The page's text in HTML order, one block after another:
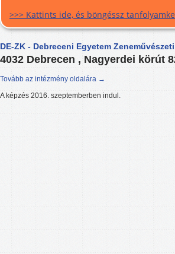
>>> Kattints ide, és böngéssz
DE-ZK - Debreceni Egyetem
4032 Debrecen , Nagyerdei körút
Tovább az intézmény oldalára →
A képzés 2016. szeptemberben indul.